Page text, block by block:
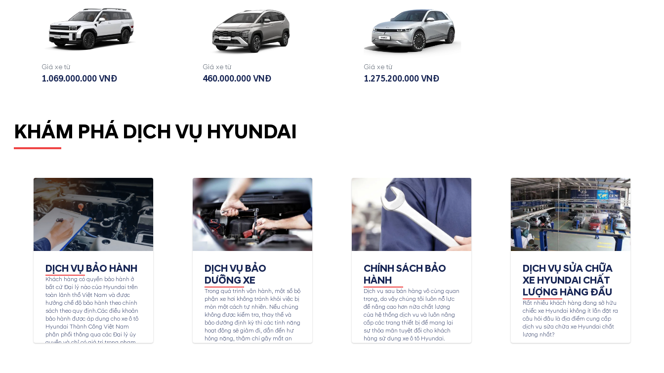
Giá xe từ
1.069.000.000 VNĐ
Giá xe từ
460.000.000 VNĐ
Giá xe từ
1.275.200.000 VNĐ
KHÁM PHÁ DỊCH VỤ HYUNDAI
DỊCH VỤ BẢO HÀNH
Khách hàng có quyền bảo hành ở
bất cứ Đại lý nào của Hyundai trên
toàn lãnh thổ Việt Nam và được
hưởng chế độ bảo hành theo chính
sách theo quy định.Các điều khoản
bảo hành được áp dụng cho xe ô tô
Hyundai Thành Công Việt Nam
phân phối thông qua các Đại lý ủy
quyền và chỉ có giá trị trong phạm
DỊCH VỤ BẢO
DƯỠNG XE
Trong quá trình vận hành, một số bộ
phận xe hơi không tránh khỏi việc bị
mòn một cách tự nhiên. Nếu chúng
không được kiểm tra, thay thế và
bảo dưỡng định kỳ thì các tính năng
hoạt động sẽ giảm đi, dẫn đến hư
hỏng nặng, thậm chí gây mất an
CHÍNH SÁCH BẢO
HÀNH
Dịch vụ sau bán hàng vô cùng quan
trọng, do vậy chúng tôi luôn nỗ lực
để nâng cao hơn nữa chất lượng
của hệ thống dịch vụ và luôn nâng
cấp các trang thiết bị để mang lại
sự thỏa mãn tuyệt đối cho khách
hàng sử dụng xe ô tô Hyundai.
DỊCH VỤ SỬA CHỮA
XE HYUNDAI CHẤT
LƯỢNG HÀNG ĐẦU
Rất nhiều khách hàng đang sở hữu
chiếc xe Hyundai không ít lần đặt ra
câu hỏi đâu là địa điểm cung cấp
dịch vụ sửa chữa xe Hyundai chất
lượng nhất?